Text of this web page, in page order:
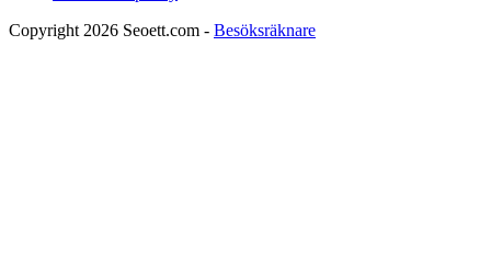
Copyright 2026 Seoett.com - Besöksräknare